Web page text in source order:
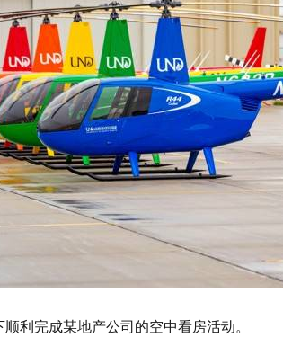
利完成某地产公司的空中看房活动。